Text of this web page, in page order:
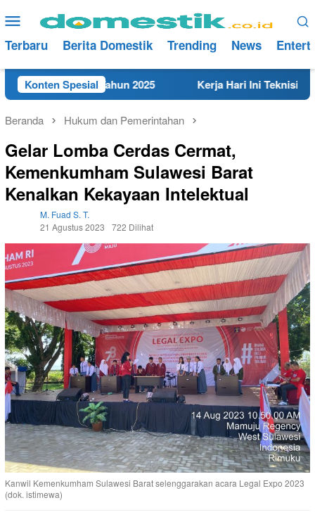
ke
konten
Menu
Mobile
Terbaru Berita Domestik Trending News
Konten Spesial
Rembang Tahun 2025 Kerja Hari Ini Teknisi/
Beranda Hukum dan Pemerintahan
Gelar Lomba Cerdas Cermat,
Kemenkumham Sulawesi Barat
Kenalkan Kekayaan Intelektual
M. Fuad S. T.
21 Agustus 2023
722 Dilihat
Kanwil Kemenkumham Sulawesi Barat selenggarakan acara Legal Expo 2023
(dok. istimewa)